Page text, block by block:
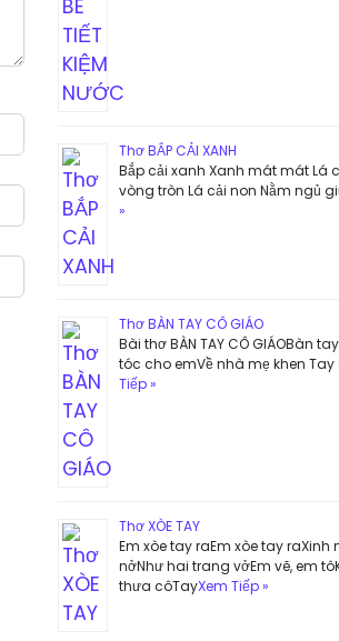
Thơ BẮP CẢI XANH
Bắp cải xanh Xanh mát mát Lá
vòng tròn Lá cải non Nằm ngủ
»
Thơ BÀN TAY CÔ GIÁO
Bài thơ BÀN TAY CÔ GIÁOBàn
tóc cho emVề nhà mẹ khen Tay
Tiếp »
Thơ XÒE TAY
Em xòe tay raEm xòe tay raXinh
nởNhư hai trang vởEm vẽ, em
thưa côTayXem Tiếp »